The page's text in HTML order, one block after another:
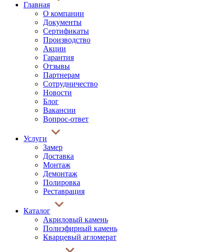
Главная
О компании
Документы
Сертификаты
Производство
Акции
Гарантия
Отзывы
Партнерам
Сотрудничество
Новости
Блог
Вакансии
Вопрос-ответ
Услуги
Замер
Доставка
Монтаж
Демонтаж
Полировка
Реставрация
Каталог
Акриловый камень
Полиэфирный камень
Кварцевый агломерат